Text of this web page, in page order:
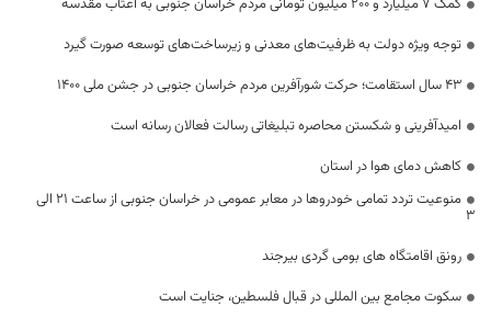
کمک ۷ میلیارد و ۲۰۰ میلیون تومانی مردم خراسان جنوبی به اعتاب مقدسه
توجه ویژه دولت به ظرفیت‌های معدنی و زیرساخت‌های توسعه صورت گیرد
۴۳ سال استقامت؛ حرکت شورآفرین مردم خراسان جنوبی در جشن ملی ۱۴۰۰
امیدآفرینی و شکستن محاصره تبلیغاتی رسالت فعالان رسانه است
کاهش دمای هوا در استان
منوعیت تردد تمامی خودرو‌ها در معابر عمومی در خراسان جنوبی از ساعت 21 الی
3
رونق اقامتگاه های بومی گردی بیرجند
سکوت مجامع بین المللی در قبال فلسطین، جنایت است